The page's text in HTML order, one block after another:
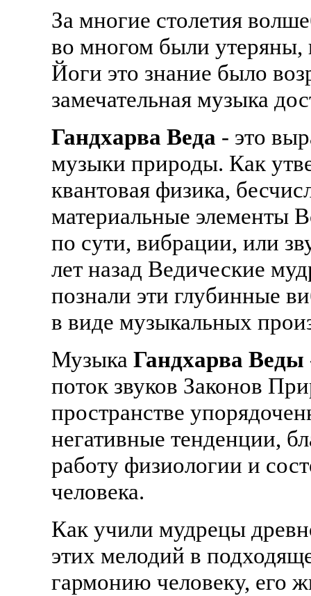
За многие столетия
во многом были
Йоги это знание было
замечательная музыка
Гандхарва Веда - это
музыки природы. Как
квантовая физика,
материальные элементы
по сути, вибрации, или
лет назад Ведические
познали эти глубинные
в виде музыкальных
Музыка Гандхарва Веды
поток звуков Законов
пространстве
негативные тенденции,
работу физиологии и
человека.
Как учили мудрецы
этих мелодий в
гармонию человеку, его